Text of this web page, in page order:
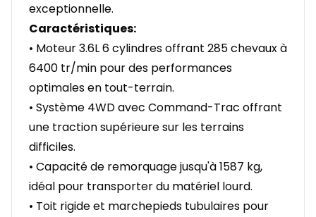
exceptionnelle.
Caractéristiques:
• Moteur 3.6L 6 cylindres offrant 285 chevaux à
6400 tr/min pour des performances
optimales en tout-terrain.
• Système 4WD avec Command-Trac offrant
une traction supérieure sur les terrains
difficiles.
• Capacité de remorquage jusqu'à 1587 kg,
idéal pour transporter du matériel lourd.
• Toit rigide et marchepieds tubulaires pour